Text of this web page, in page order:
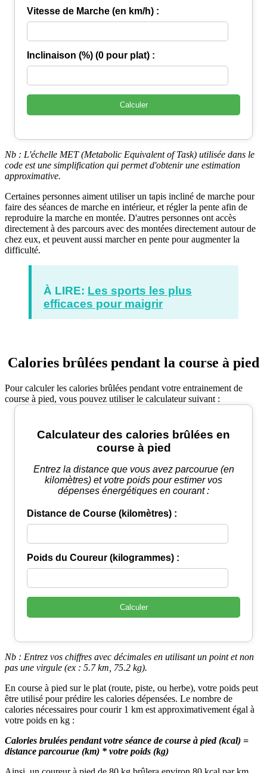
Vitesse de Marche (en km/h) :
Inclinaison (%) (0 pour plat) :
Calculer
Nb : L'échelle MET (Metabolic Equivalent of Task) utilisée dans le
code est une simplification qui permet d'obtenir une estimation
approximative.
Certaines personnes aiment utiliser un tapis incliné de marche pour
faire des séances de marche en intérieur, et régler la pente afin de
reproduire la marche en montée. D'autres personnes ont accès
directement à des parcours avec des montées directement autour de
chez eux, et peuvent aussi marcher en pente pour augmenter la
difficulté.
À LIRE: Les sports les plus
efficaces pour maigrir
Calories brûlées pendant la course à pied
Pour calculer les calories brûlées pendant votre entrainement de
course à pied, vous pouvez utiliser le calculateur suivant :
Calculateur des calories brûlées en
course à pied
Entrez la distance que vous avez parcourue (en
kilomètres) et votre poids pour estimer vos
dépenses énergétiques en courant :
Distance de Course (kilomètres) :
Poids du Coureur (kilogrammes) :
Calculer
Nb : Entrez vos chiffres avec décimales en utilisant un point et non
pas une virgule (ex : 5.7 km, 75.2 kg).
En course à pied sur le plat (route, piste, ou herbe), votre poids peut
être utilisé pour prédire les calories dépensées. Le nombre de
calories nécessaires pour courir 1 km est approximativement égal à
votre poids en kg :
Calories brulées pendant votre séance de course à pied (kcal) =
distance parcourue (km) * votre poids (kg)